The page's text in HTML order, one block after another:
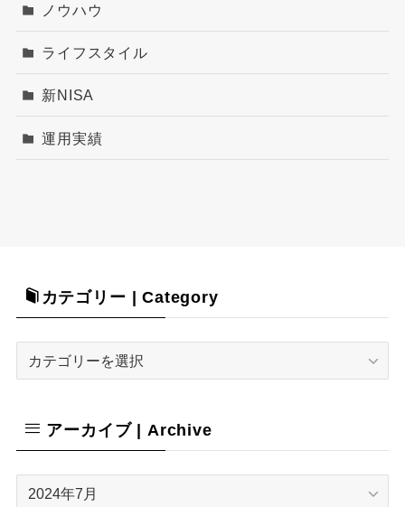
ノウハウ
ライフスタイル
新NISA
運用実績
カテゴリー | Category
ゴ
アーカイブ | Archive